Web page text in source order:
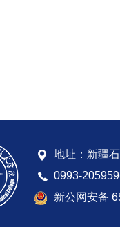
地址：新疆
0993-
新公网安备